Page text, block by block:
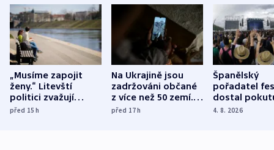
„Musíme zapojit
ženy.“ Litevští
politici zvažují
dohodu o
před 15h
Na Ukrajině jsou
zadržováni občané
z více než 50 zemí.
Bojovali na straně
před 17h
Španělský
pořadatel
dostal
nekalé
4. 8. 2026